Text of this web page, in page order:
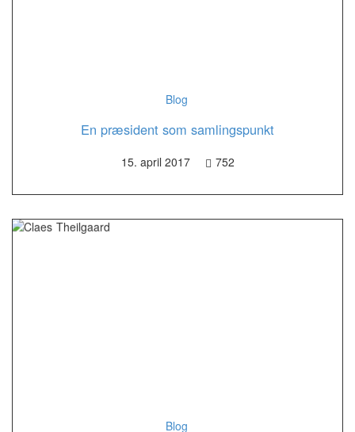
Blog
En præsident som samlingspunkt
15. april 2017 752
Blog